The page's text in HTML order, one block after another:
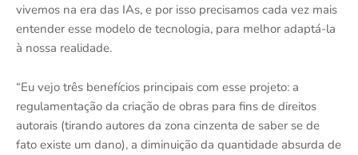
vivemos na era das IAs, e por isso precisamos cada vez mais
entender esse modelo de tecnologia, para melhor adaptá-la
à nossa realidade.
“Eu vejo três benefícios principais com esse projeto: a
regulamentação da criação de obras para fins de direitos
autorais (tirando autores da zona cinzenta de saber se de
fato existe um dano), a diminuição da quantidade absurda de